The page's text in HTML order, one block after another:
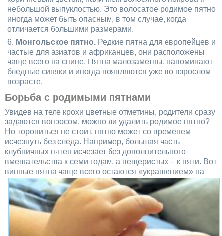
небольшой выпуклостью. Это волосатое родимое пятно
иногда может быть опасным, в том случае, когда
отличается большими размерами.
Монгольское пятно.Редкие пятна для европейцев и
частые для азиатов и африканцев, они расположены
чаще всего на спине. Пятна малозаметны, напоминают
бледные синяки и иногда появляются уже во взрослом
возрасте.
Борьба с родимыми пятнами
Увидев на теле крохи цветные отметины, родители сразу
задаются вопросом, можно ли удалить родимое пятно?
Но торопиться не стоит, пятно может со временем
исчезнуть без следа. Например, большая часть
клубничных пятен исчезает без дополнительного
вмешательства к семи годам, а пещеристых – к пяти. Вот
винные пятна чаще всего остаются «украшением» на